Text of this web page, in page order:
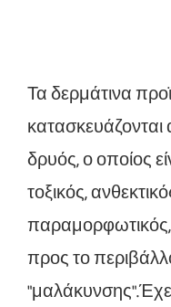
Τα δερμάτινα
δρυός, ο οποίος
τοξικός,
παραμορφωτικός,
προς το